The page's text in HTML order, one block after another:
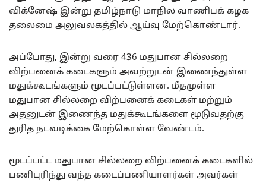
விக்னேஷ் இன்று தமிழ்நாடு மாநில வாணிபக் கழக
தலைமை அலுவலகத்தில் ஆய்வு மேற்கொண்டார்.
அப்போது, இன்று வரை 436 மதுபான சில்லறை
விற்பனைக் கடைகளும் அவற்றுடன் இணைந்துள்ள
மதுக்கூடங்களும் மூடப்பட்டுள்ளன. மீதமுள்ள
மதுபான சில்லறை விற்பனைக் கடைகள் மற்றும்
அதனுடன் இணைந்த மதுக்கூடங்களை மூடுவதற்கு
துரித நடவடிக்கை மேற்கொள்ள வேண்டம்.
மூடப்பட்ட மதுபான சில்லறை விற்பனைக் கடைகளில்
பணிபுரிந்து வந்த கடைப்பணியாளர்கள் அவர்கள்